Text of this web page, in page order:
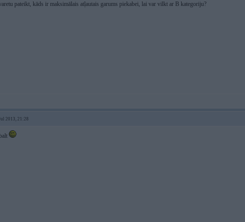
pateikt, kāds ir maksimālais atļautais garums piekabei, lai var vilkt ar B kategoriju?
2013, 21:28